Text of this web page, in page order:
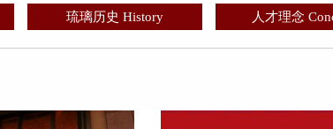
琉璃历史 History 人才理念